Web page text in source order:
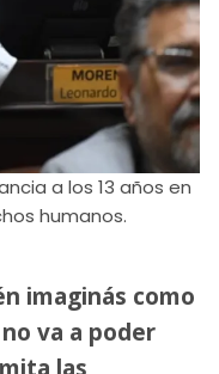
a los 13 años en
humanos.
imaginás como
va a poder